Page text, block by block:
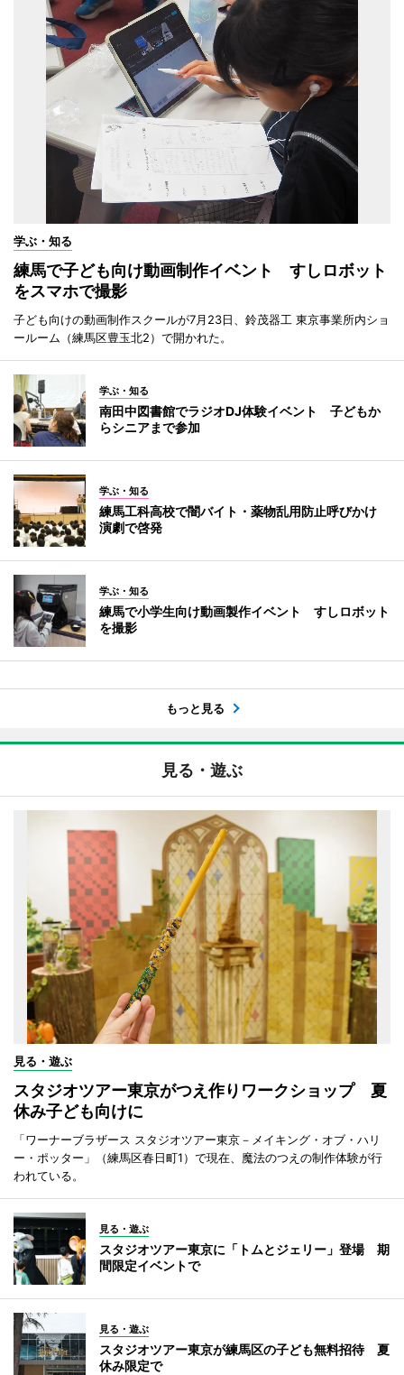
学ぶ・知る
練馬で子ども向け動画制作イベント すしロボット
をスマホで撮影
子ども向けの動画制作スクールが7月23日、鈴茂器工 東京事業所内ショ
ールーム（練馬区豊玉北2）で開かれた。
学ぶ・知る
南田中図書館でラジオDJ体験イベント 子どもか
らシニアまで参加
学ぶ・知る
練馬工科高校で闇バイト・薬物乱用防止呼びかけ
演劇で啓発
学ぶ・知る
練馬で小学生向け動画製作イベント すしロボット
を撮影
もっと見る
見る・遊ぶ
見る・遊ぶ
スタジオツアー東京がつえ作りワークショップ 夏
休み子ども向けに
「ワーナーブラザース スタジオツアー東京－メイキング・オブ・ハリ
ー・ポッター」（練馬区春日町1）で現在、魔法のつえの制作体験が行
われている。
見る・遊ぶ
スタジオツアー東京に「トムとジェリー」登場 期
間限定イベントで
見る・遊ぶ
スタジオツアー東京が練馬区の子ども無料招待 夏
休み限定で